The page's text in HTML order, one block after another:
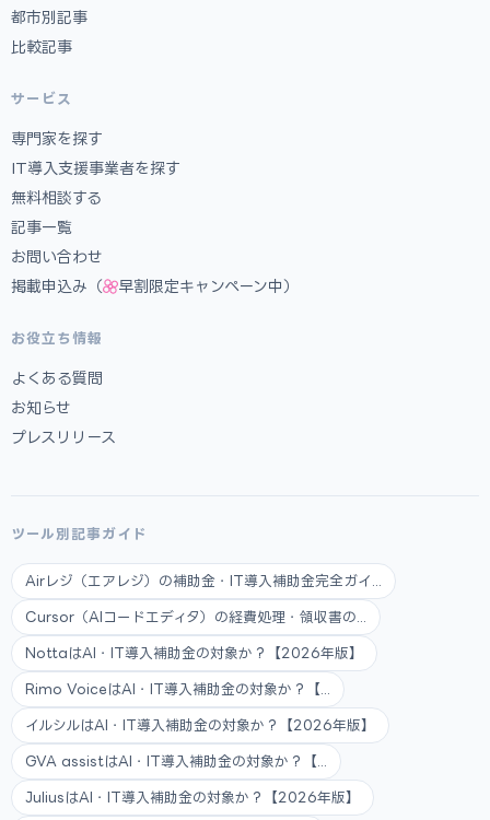
都市別記事
比較記事
サービス
専門家を探す
IT導入支援事業者を探す
無料相談する
記事一覧
お問い合わせ
掲載申込み（
早割限定キャンペーン中）
お役立ち情報
よくある質問
お知らせ
プレスリリース
ツール別記事ガイド
Airレジ（エアレジ）の補助金・IT導入補助金完全ガイ...
Cursor（AIコードエディタ）の経費処理・領収書の...
NottaはAI・IT導入補助金の対象か？【2026年版】
Rimo VoiceはAI・IT導入補助金の対象か？【...
イルシルはAI・IT導入補助金の対象か？【2026年版】
GVA assistはAI・IT導入補助金の対象か？【...
JuliusはAI・IT導入補助金の対象か？【2026年版】